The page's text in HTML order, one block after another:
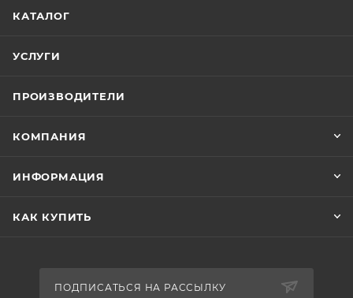
КАТАЛОГ
УСЛУГИ
ПРОИЗВОДИТЕЛИ
КОМПАНИЯ
ИНФОРМАЦИЯ
КАК КУПИТЬ
ПОДПИСАТЬСЯ НА РАССЫЛКУ